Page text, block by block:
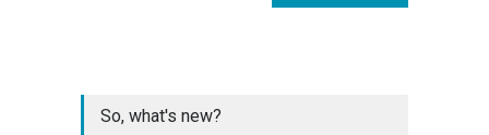
So, what's new?